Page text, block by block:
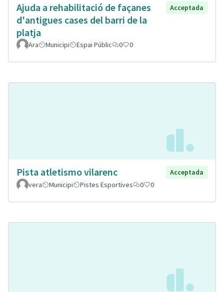
Ajuda a rehabilitació de façanes
d'antigues cases del barri de la
platja
Acceptada
Ara Municipi Espai Públic 0 0
Pista atletismo vilarenc
Acceptada
vera
Municipi Pistes Esportives 0 0